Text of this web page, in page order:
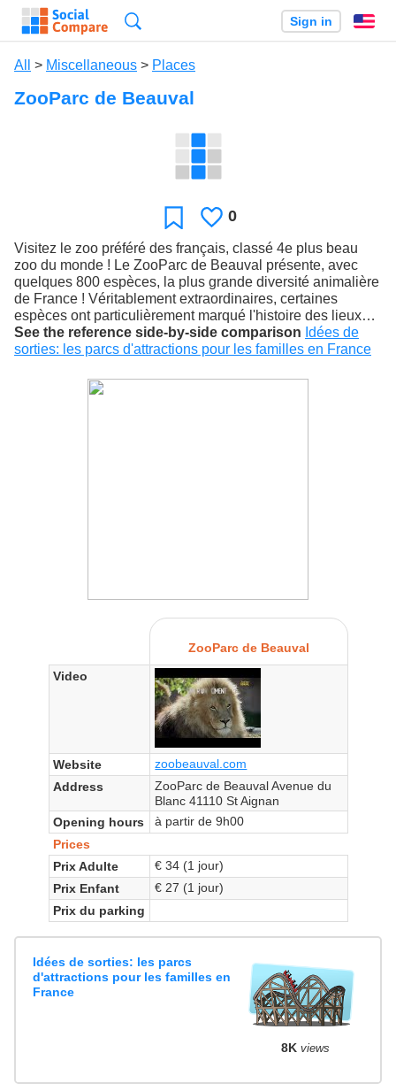
Sign in
All > Miscellaneous > Places
ZooParc de Beauval
FavoriteLikes
0
Visitez le zoo préféré des français, classé 4e plus beau
zoo du monde ! Le ZooParc de Beauval présente, avec
quelques 800 espèces, la plus grande diversité animalière
de France ! Véritablement extraordinaires, certaines
espèces ont particulièrement marqué l'histoire des lieux…
See the reference side-by-side comparison Idées de
sorties: les parcs d'attractions pour les familles en France
ZooParc de Beauval
Video
Website
zoobeauval.com
Address
ZooParc de Beauval Avenue du
Blanc 41110 St Aignan
Opening hours
à partir de 9h00
Prices
Prix Adulte
€ 34 (1 jour)
Prix Enfant
€ 27 (1 jour)
Prix du parking
Idées de sorties: les parcs
d'attractions pour les familles en
France
8K views